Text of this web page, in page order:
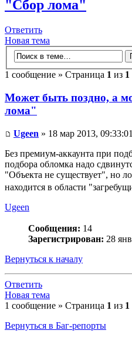
"Сбор лома"
Ответить
Новая тема
1 сообщение » Страница 1 из 1
Может быть поздно, а
лома"
Ugeen » 18 мар 2013, 09:33:01
Без премиум-аккаунта при
подбора обломка надо
"Объекта не существует", но
находится в области
Ugeen
Сообщения: 14
Зарегистрирован: 28
Вернуться к началу
Ответить
Новая тема
1 сообщение » Страница 1 из 1
Вернуться в Баг-репорты